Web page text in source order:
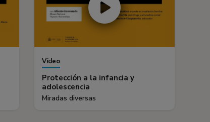
Vídeo
Protección a la infancia y
adolescencia
Miradas diversas